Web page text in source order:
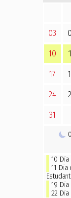
03
10
17
24
31
10
11 Dia
19
22